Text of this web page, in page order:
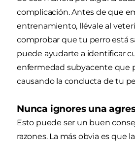
complicación. Antes de que
entrenamiento, llévale al
comprobar que tu perro está
puede ayudarte a identificar
enfermedad subyacente que
causando la conducta de tu
Nunca ignores una
Esto puede ser un buen
razones. La más obvia es que